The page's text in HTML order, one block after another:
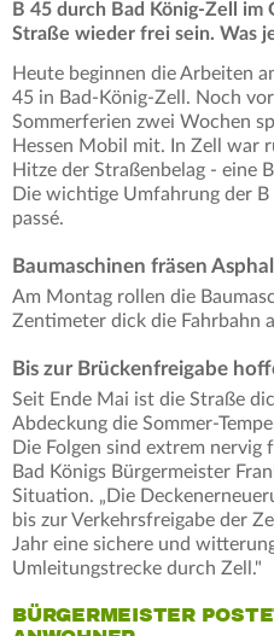
B 45 durch Bad König-Zell im
Straße wieder frei sein. Was
Heute beginnen die Arbeiten
45 in Bad-König-Zell. Noch
Sommerferien zwei Wochen
Hessen Mobil mit. In Zell war
Hitze der Straßenbelag - eine
Die wichtige Umfahrung der
passé.
Baumaschinen fräsen
Am Montag rollen die
Zentimeter dick die Fahrbahn
Bis zur Brückenfreigabe
Seit Ende Mai ist die Straße
Abdeckung die Sommer-
Die Folgen sind extrem
Bad Königs Bürgermeister
Situation. „Die
bis zur Verkehrsfreigabe der
Jahr eine sichere und
Umleitungstrecke durch Zell."
BÜRGERMEISTER